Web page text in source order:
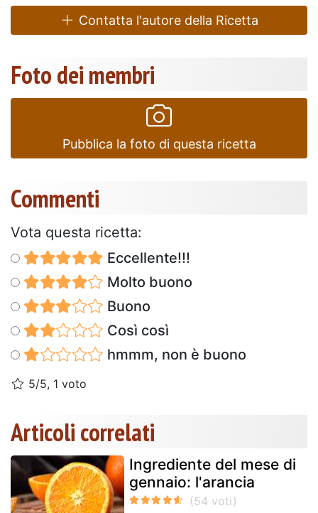
Contatta l'autore della Ricetta
Foto dei membri
Pubblica la foto di questa ricetta
Commenti
Vota questa ricetta:
Eccellente!!!
Molto buono
Buono
Così così
hmmm, non è buono
5/5, 1 voto
Articoli correlati
Ingrediente del mese di
gennaio: l'arancia